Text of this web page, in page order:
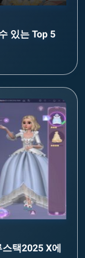
있는 Top 5
택2025 X에